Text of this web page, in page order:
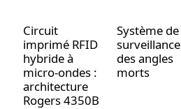
Circuit
imprimé RFID
hybride à
micro-ondes :
architecture
Rogers 4350B
Système de
surveillance
des angles
morts